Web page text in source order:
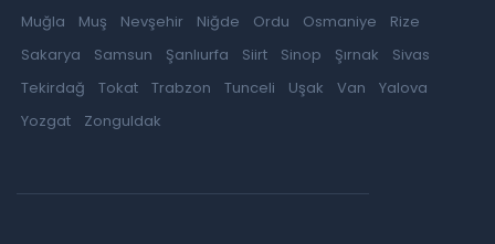
Muğla
Muş Nevşehir Niğde Ordu Osmaniye
Rize
Sakarya
Samsun Şanlıurfa Siirt Sinop Şırnak
Sivas
Tekirdağ
Tokat Trabzon Tunceli Uşak Van
Yalova
Yozgat
Zonguldak